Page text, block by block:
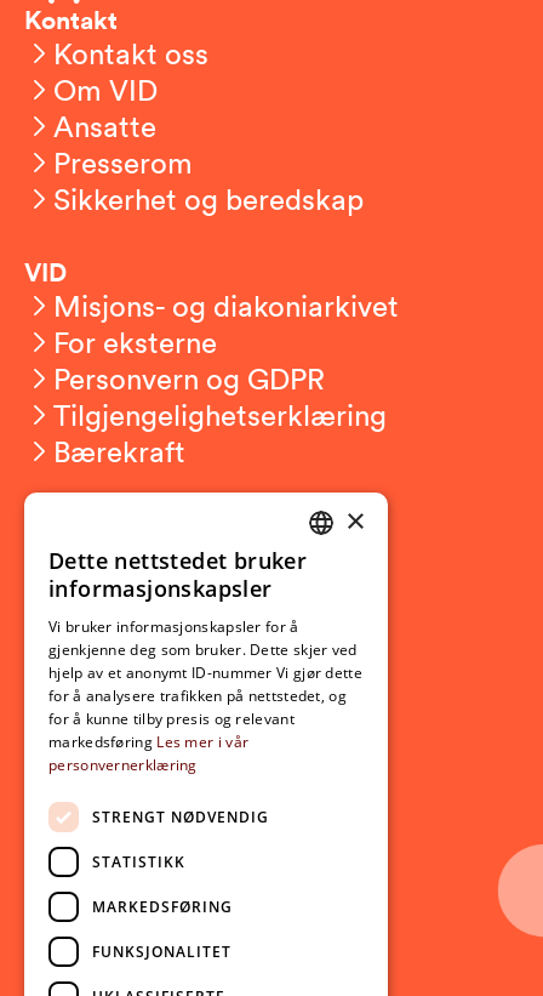
Kontakt
Kontakt oss
Om VID
Ansatte
Presserom
Sikkerhet og beredskap
VID
Misjons- og diakoniarkivet
For eksterne
Personvern og GDPR
Tilgjengelighetserklæring
Bærekraft
Ny student
Utveksling
Opptak
Lov- og regelverk
Aktuelt
Nyheter
Arrangementer
Nyhetsbrev
Ledige stillinger
Følg oss på sosiale medier:
Facebook
Instagram
NORWEGIAN
×
Dette nettstedet bruker
informasjonskapsler
Vi bruker informasjonskapsler for å
gjenkjenne deg som bruker. Dette skjer ved
hjelp av et anonymt ID-nummer Vi gjør dette
for å analysere trafikken på nettstedet, og
for å kunne tilby presis og relevant
markedsføring Les mer i vår
personvernerklæring
STRENGT NØDVENDIG
STATISTIKK
MARKEDSFØRING
FUNKSJONALITET